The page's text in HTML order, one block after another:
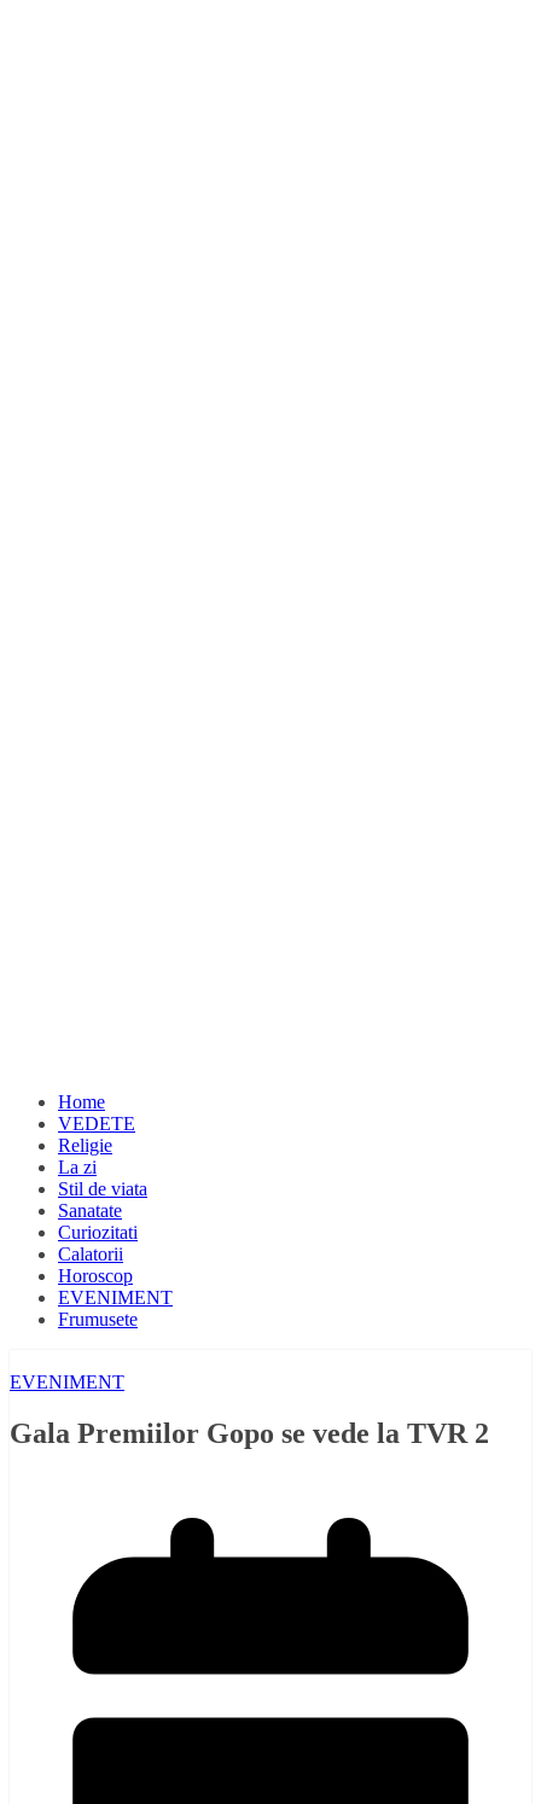
Home
VEDETE
Religie
La zi
Stil de viata
Sanatate
Curiozitati
Calatorii
Horoscop
EVENIMENT
Frumusete
EVENIMENT
Gala Premiilor Gopo se vede la TVR 2